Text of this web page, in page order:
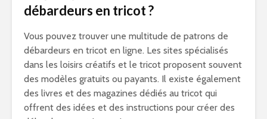
débardeurs en tricot ?
Vous pouvez trouver une multitude de patrons de
débardeurs en tricot en ligne. Les sites spécialisés
dans les loisirs créatifs et le tricot proposent souvent
des modèles gratuits ou payants. Il existe également
des livres et des magazines dédiés au tricot qui
offrent des idées et des instructions pour créer des